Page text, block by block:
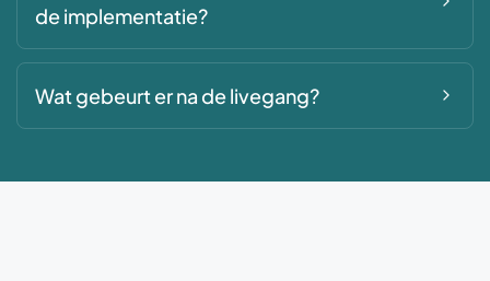
de implementatie?
Wat gebeurt er na de livegang?